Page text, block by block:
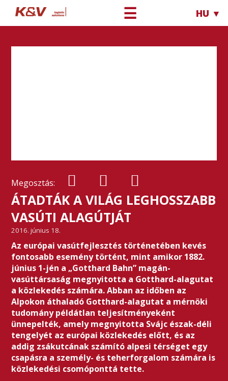
☰ HU ▼
Megosztás:
ÁTADTÁK A VILÁG LEGHOSSZABB
VASÚTI ALAGÚTJÁT
2016. június 18.
Az európai vasútfejlesztés történetében kevés
fontosabb esemény történt, mint amikor 1882.
június 1-jén a „Gotthard Bahn” magán-
vasúttársaság megnyitotta a Gotthard-alagutat
a közlekedés számára. Abban az időben az
Alpokon áthaladó Gotthard-alagutat a mérnöki
tudomány példátlan teljesítményeként
ünnepelték, amely megnyitotta Svájc észak-déli
tengelyét az európai közlekedés előtt, és az
addig zsákutcának számító alpesi térséget egy
csapásra a személy- és teherforgalom számára is
közlekedési csomóponttá tette.